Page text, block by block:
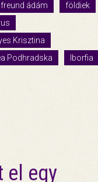
freund ádám
földiek
Krisztina
Podhradska
Iborfia
el egy